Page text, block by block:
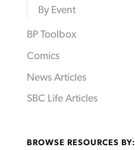
By Event
BP Toolbox
Comics
News Articles
SBC Life Articles
BROWSE RESOURCES BY: